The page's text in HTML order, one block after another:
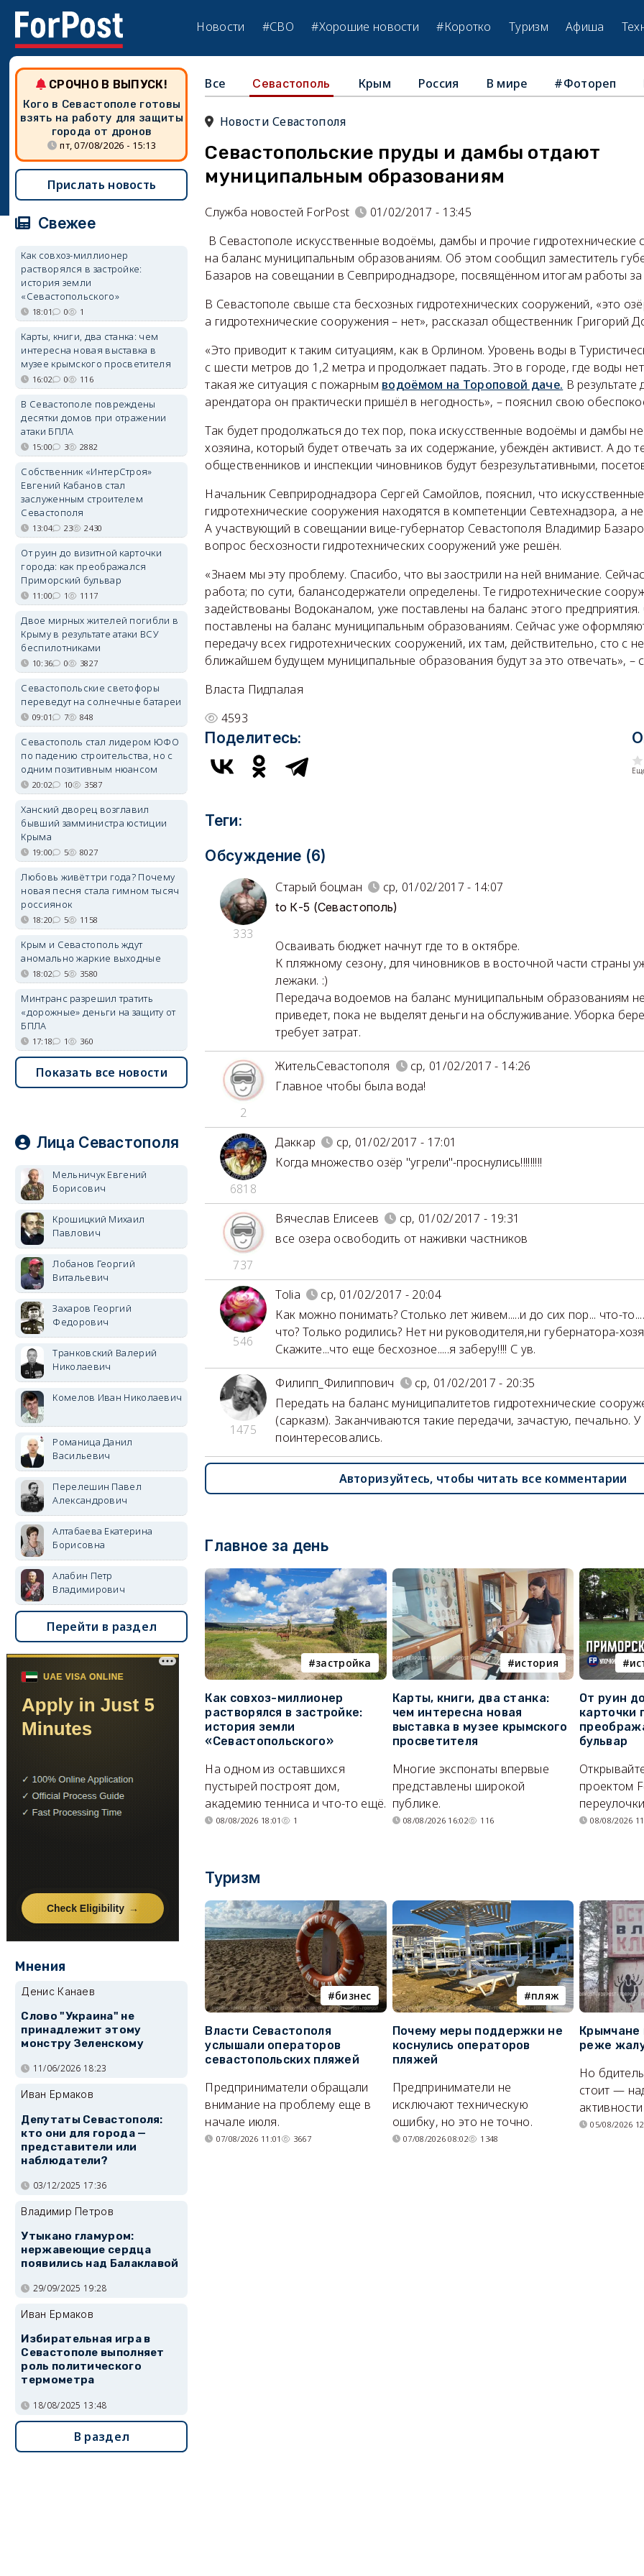
Новости #СВО #Хорошие новости #Коротко Туризм Афиша
Все Севастополь Крым Россия В мире #Фотореп
Новости Севастополя
Севастопольские пруды и дамбы отдают
муниципальным образованиям
Служба новостей ForPost
01/02/2017 - 13:45
В Севастополе искусственные водоёмы, дамбы и прочие гидротехнические
на баланс муниципальным образованиям. Об этом сообщил заместитель
Базаров на совещании в Севприроднадзоре, посвящённом итогам работы за
В Севастополе свыше ста бесхозных гидротехнических сооружений, «это
а гидротехнические сооружения – нет», рассказал общественник Григорий
«Это приводит к таким ситуациям, как в Орлином. Уровень воды в
с шести метров до 1,2 метра и продолжает падать. Это в городе, где воды
такая же ситуация с пожарным водоёмом на Тороповой даче. В результате
арендатора он практически пришёл в негодность», – пояснил свою
Так будет продолжаться до тех пор, пока искусственные водоёмы и дамбы
хозяина, который будет отвечать за их содержание, убеждён активист. А до
общественников и инспекции чиновников будут безрезультативными,
Начальник Севприроднадзора Сергей Самойлов, пояснил, что
гидротехнические сооружения находятся в компетенции Севтехнадзора, а
А участвующий в совещании вице-губернатор Севастополя Владимир
вопрос бесхозности гидротехнических сооружений уже решён.
«Знаем мы эту проблему. Спасибо, что вы заострили на ней внимание.
работа; по сути, балансодержатели определены. Те гидротехнические
задействованы Водоканалом, уже поставлены на баланс этого предприятия.
поставлены на баланс муниципальным образованиям. Сейчас уже
передачу всех гидротехнических сооружений, их там, действительно, сто с
ближайшем будущем муниципальные образования будут за это отвечать», –
Власта Пидпалая
4593
Поделитесь:
Теги:
Обсуждение (6)
333
Старый боцман ср, 01/02/2017 - 14:07
to К-5 (Севастополь)
Осваивать бюджет начнут где то в октябре.
К пляжному сезону, для чиновников в восточной части страны
лежаки. :)
Передача водоемов на баланс муниципальным образованиям
приведет, пока не выделят деньги на обслуживание. Уборка
требует затрат.
2
ЖительСевастополя
ср, 01/02/2017 - 14:26
Главное чтобы была вода!
6818
Даккар
ср, 01/02/2017 - 17:01
Когда множество озёр "угрели"-проснулись!!!!!!!!!
737
Вячеслав Елисеев
ср, 01/02/2017 - 19:31
все озера освободить от наживки частников
546
Tolia
ср, 01/02/2017 - 20:04
Как можно понимать? Столько лет живем.....и до сих пор... что-
что? Только родились? Нет ни руководителя,ни губернатора-
Скажите...что еще бесхозное.....я заберу!!!! С ув.
1475
Филипп_Филиппович
ср, 01/02/2017 - 20:35
Передать на баланс муниципалитетов гидротехнические
(сарказм). Заканчиваются такие передачи, зачастую, печально.
поинтересовались.
Авторизуйтесь, чтобы читать все комментарии
Главное за день
застройка
Как совхоз-миллионер
растворялся в застройке:
история земли
«Севастопольского»
На одном из оставшихся
пустырей построят дом,
академию тенниса и что-то ещё.
08/08/2026 18:01 1
история
Карты, книги, два станка:
чем интересна новая
выставка в музее крымского
просветителя
Многие экспонаты впервые
представлены широкой
публике.
08/08/2026 16:02 116
От руин
карточки
бульвар
проектом
08/08/2026
Туризм
бизнес
Власти Севастополя
услышали операторов
севастопольских пляжей
Предприниматели обращали
внимание на проблему еще в
начале июля.
07/08/2026 11:01 3667
пляж
Почему меры поддержки не
коснулись операторов
пляжей
Предприниматели не
исключают техническую
ошибку, но это не точно.
07/08/2026 08:02 1348
Крымчане
реже
Но
стоит —
05/08/2026
СРОЧНО В ВЫПУСК!
Кого в Севастополе готовы
взять на работу для защиты
города от дронов
пт, 07/08/2026 - 15:13
Прислать новость
Свежее
Как совхоз-миллионер
растворялся в застройке:
история земли
«Севастопольского»
18:01 0 1
Карты, книги, два станка: чем
интересна новая выставка в
музее крымского просветителя
16:02 0 116
В Севастополе повреждены
десятки домов при отражении
атаки БПЛА
15:00 3 2882
Собственник «ИнтерСтроя»
Евгений Кабанов стал
заслуженным строителем
Севастополя
13:04 23 2430
От руин до визитной карточки
города: как преображался
Приморский бульвар
11:00 1 1117
Двое мирных жителей погибли в
Крыму в результате атаки ВСУ
беспилотниками
10:36 0 3827
Севастопольские светофоры
переведут на солнечные батареи
09:01 7 848
Севастополь стал лидером ЮФО
по падению строительства, но с
одним позитивным нюансом
20:02 10 3587
Ханский дворец возглавил
бывший замминистра юстиции
Крыма
19:00 5 8027
Любовь живёт три года? Почему
новая песня стала гимном тысяч
россиянок
18:20 5 1158
Крым и Севастополь ждут
аномально жаркие выходные
18:02 5 3580
Минтранс разрешил тратить
«дорожные» деньги на защиту от
БПЛА
17:18 1 360
Показать все новости
Лица Севастополя
Мельничук Евгений
Борисович
Крошицкий Михаил
Павлович
Лобанов Георгий
Витальевич
Захаров Георгий
Федорович
Транковский Валерий
Николаевич
Комелов Иван Николаевич
Романица Данил
Васильевич
Перелешин Павел
Александрович
Алтабаева Екатерина
Борисовна
Алабин Петр
Владимирович
Перейти в раздел
Мнения
Денис Канаев
Слово "Украина" не
принадлежит этому
монстру Зеленскому
11/06/2026 18:23
Иван Ермаков
Депутаты Севастополя:
кто они для города —
представители или
наблюдатели?
03/12/2025 17:36
Владимир Петров
Утыкано гламуром:
нержавеющие сердца
появились над Балаклавой
29/09/2025 19:28
Иван Ермаков
Избирательная игра в
Севастополе выполняет
роль политического
термометра
18/08/2025 13:48
В раздел